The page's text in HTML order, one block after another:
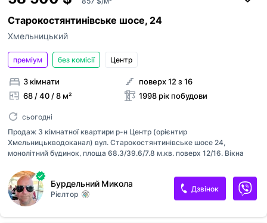
Старокостянтинівське шосе, 24
Хмельницький
преміум без комісії Центр
3 кімнати
68 / 40 / 8 м²
поверх 12 з 16
1998 рік побудови
сьогодні
Продаж 3 кімнатної квартири р-н Центр (орієнтир
Хмельницькводоканал) вул. Старокостянтинівське шосе 24,
монолітний будинок, площа 68.3/39.6/7.8 м.кв. поверх 12/16. Вікна
інфраструктура – Школа, садочок, магазини (поруч два великих
супермаркети і безліч маленьких магазинів), зупинка громадського
транспорту, лікарня, пошта – усе під рукою. Квартира в житловому
стані. Двостороння (східна і південна сторона). Роздільні санвузли.
Висота стелі h=2.50 м.. Опалення – централізоване. На все
Бурдельний Микола
Рієлтор
Дзвінок